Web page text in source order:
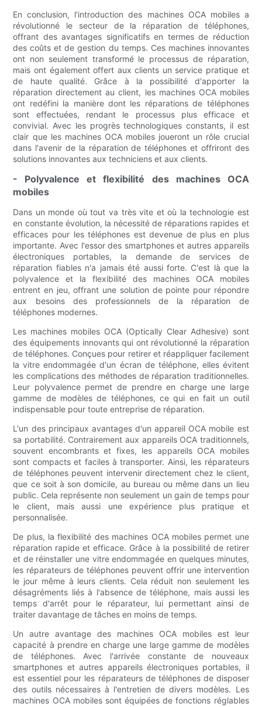
En conclusion, l'introduction des machines OCA mobiles a
révolutionné le secteur de la réparation de téléphones,
offrant des avantages significatifs en termes de réduction
des coûts et de gestion du temps. Ces machines innovantes
ont non seulement transformé le processus de réparation,
mais ont également offert aux clients un service pratique et
de haute qualité. Grâce à la possibilité d'apporter la
réparation directement au client, les machines OCA mobiles
ont redéfini la manière dont les réparations de téléphones
sont effectuées, rendant le processus plus efficace et
convivial. Avec les progrès technologiques constants, il est
clair que les machines OCA mobiles joueront un rôle crucial
dans l'avenir de la réparation de téléphones et offriront des
solutions innovantes aux techniciens et aux clients.
- Polyvalence et flexibilité des machines OCA
mobiles
Dans un monde où tout va très vite et où la technologie est
en constante évolution, la nécessité de réparations rapides et
efficaces pour les téléphones est devenue de plus en plus
importante. Avec l'essor des smartphones et autres appareils
électroniques portables, la demande de services de
réparation fiables n'a jamais été aussi forte. C'est là que la
polyvalence et la flexibilité des machines OCA mobiles
entrent en jeu, offrant une solution de pointe pour répondre
aux besoins des professionnels de la réparation de
téléphones modernes.
Les machines mobiles OCA (Optically Clear Adhesive) sont
des équipements innovants qui ont révolutionné la réparation
de téléphones. Conçues pour retirer et réappliquer facilement
la vitre endommagée d'un écran de téléphone, elles évitent
les complications des méthodes de réparation traditionnelles.
Leur polyvalence permet de prendre en charge une large
gamme de modèles de téléphones, ce qui en fait un outil
indispensable pour toute entreprise de réparation.
L'un des principaux avantages d'un appareil OCA mobile est
sa portabilité. Contrairement aux appareils OCA traditionnels,
souvent encombrants et fixes, les appareils OCA mobiles
sont compacts et faciles à transporter. Ainsi, les réparateurs
de téléphones peuvent intervenir directement chez le client,
que ce soit à son domicile, au bureau ou même dans un lieu
public. Cela représente non seulement un gain de temps pour
le client, mais aussi une expérience plus pratique et
personnalisée.
De plus, la flexibilité des machines OCA mobiles permet une
réparation rapide et efficace. Grâce à la possibilité de retirer
et de réinstaller une vitre endommagée en quelques minutes,
les réparateurs de téléphones peuvent offrir une intervention
le jour même à leurs clients. Cela réduit non seulement les
désagréments liés à l'absence de téléphone, mais aussi les
temps d'arrêt pour le réparateur, lui permettant ainsi de
traiter davantage de tâches en moins de temps.
Un autre avantage des machines OCA mobiles est leur
capacité à prendre en charge une large gamme de modèles
de téléphones. Avec l'arrivée constante de nouveaux
smartphones et autres appareils électroniques portables, il
est essentiel pour les réparateurs de téléphones de disposer
des outils nécessaires à l'entretien de divers modèles. Les
machines OCA mobiles sont équipées de fonctions réglables